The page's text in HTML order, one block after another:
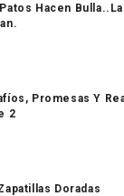
Hacen
Promesas Y
2
Doradas